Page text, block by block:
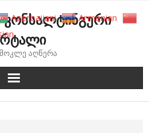
აღწერა
Azerbaijani
Armenian